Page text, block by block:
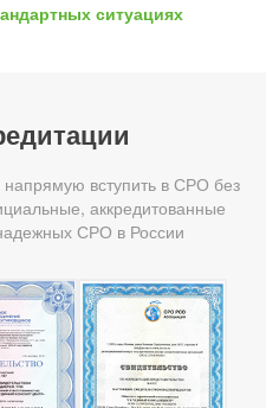
ситуациях
вступить в СРО без
аккредитованные
СРО в России